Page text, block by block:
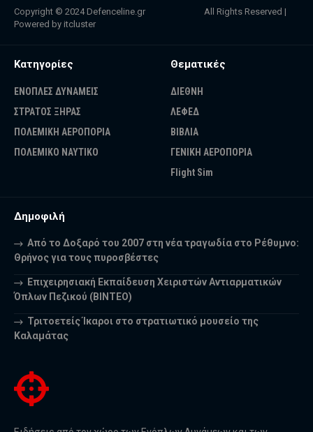
Copyright © 2024 Defenceline.gr All Rights Reserved |
Powered by itcluster
Κατηγορίες
ΕΝΟΠΛΕΣ ΔΥΝΑΜΕΙΣ
ΣΤΡΑΤΟΣ ΞΗΡΑΣ
ΠΟΛΕΜΙΚΗ ΑΕΡΟΠΟΡΙΑ
ΠΟΛΕΜΙΚΟ ΝΑΥΤΙΚΟ
Θεματικές
ΔΙΕΘΝΗ
ΛΕΦΕΔ
ΒΙΒΛΙΑ
ΓΕΝΙΚΗ ΑΕΡΟΠΟΡΙΑ
Flight Sim
Δημοφιλή
Από το Δοξαρό του 2007 στη νέα τραγωδία στο Ρέθυμνο:
Θρήνος για τους πυροσβέστες
Επιχειρησιακή Εκπαίδευση Χειριστών Αντιαρματικών
Όπλων Πεζικού (ΒΙΝΤΕΟ)
Τριτοετείς Ίκαροι στο στρατιωτικό μουσείο της
Καλαμάτας